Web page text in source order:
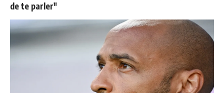
de te parler"